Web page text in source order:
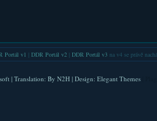
Portál v1 DDR Portál v2| DDR Portál v3na v4 se právě
| Translation: By N2H| Design: Elegant Themes